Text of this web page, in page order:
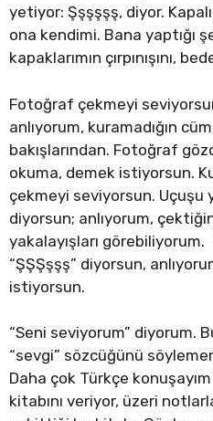
yetiyor: Şşşşşş, diyor.
ona kendimi. Bana yaptığı
kapaklarımın çırpınışını,
Fotoğraf çekmeyi
anlıyorum, kuramadığın
bakışlarından. Fotoğraf
okuma, demek istiyorsun.
çekmeyi seviyorsun. Uçuşu
diyorsun; anlıyorum,
yakalayışları
“ŞŞŞşşş” diyorsun,
istiyorsun.
“Seni seviyorum” diyorum.
“sevgi” sözcüğünü
Daha çok Türkçe
kitabını veriyor, üzeri